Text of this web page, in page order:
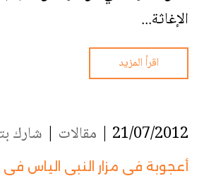
الإغاثة...
اقرأ المزيد
21/07/2012 | مقالات | شارك
أعجوبة في مزار النبي الياس في